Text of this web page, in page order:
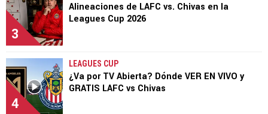
3
Alineaciones de LAFC vs. Chivas en la
Leagues Cup 2026
4
LEAGUES CUP
¿Va por TV Abierta? Dónde VER EN VIVO y
GRATIS LAFC vs Chivas